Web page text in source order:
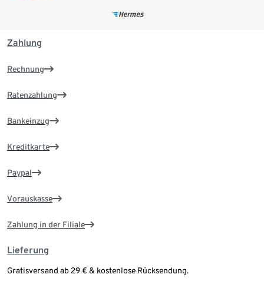
Zahlung
Rechnung
Ratenzahlung
Bankeinzug
Kreditkarte
Paypal
Vorauskasse
Zahlung in der Filiale
Lieferung
Gratisversand ab 29 € & kostenlose Rücksendung.